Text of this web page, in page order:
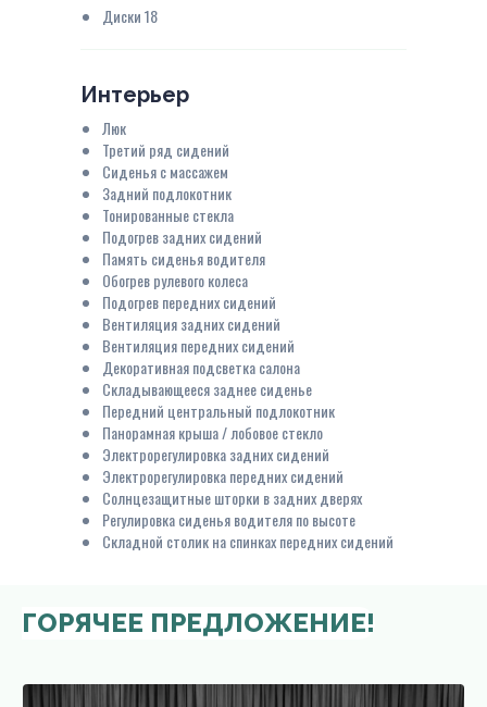
Диски 18
Интерьер
Люк
Третий ряд сидений
Сиденья с массажем
Задний подлокотник
Тонированные стекла
Подогрев задних сидений
Память сиденья водителя
Обогрев рулевого колеса
Подогрев передних сидений
Вентиляция задних сидений
Вентиляция передних сидений
Декоративная подсветка салона
Складывающееся заднее сиденье
Передний центральный подлокотник
Панорамная крыша / лобовое стекло
Электрорегулировка задних сидений
Электрорегулировка передних сидений
Солнцезащитные шторки в задних дверях
Регулировка сиденья водителя по высоте
Складной столик на спинках передних сидений
ГОРЯЧЕЕ ПРЕДЛОЖЕНИЕ!